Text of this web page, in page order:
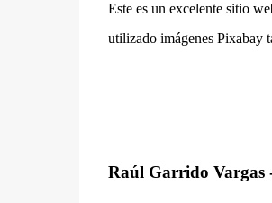
Este es un excelente sitio
utilizado imágenes Pixabay
Raúl Garrido Vargas